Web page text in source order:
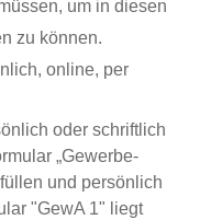
um in diesen
zu können.
online, per
oder schriftlich
„Gewerbe-
und persönlich
"GewA 1" liegt